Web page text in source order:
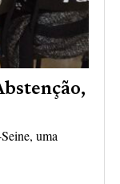
uma